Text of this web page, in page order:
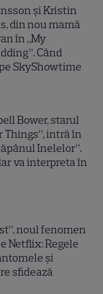
și Kristin
din nou mamă
în „My
Când
SkyShowtime
Bower, starul
Things”, intră în
Inelelor”.
va interpreta în
noul fenomen
Netflix: Regele
și
sfidează